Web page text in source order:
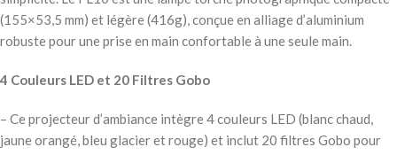
(155×53,5 mm) et légère (416g), conçue en alliage d’aluminium
robuste pour une prise en main confortable à une seule main.
4 Couleurs LED et 20 Filtres Gobo
– Ce projecteur d’ambiance intègre 4 couleurs LED (blanc chaud,
jaune orangé, bleu glacier et rouge) et inclut 20 filtres Gobo pour